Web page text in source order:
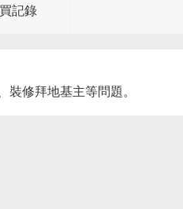
記錄
修拜地基主等問題。